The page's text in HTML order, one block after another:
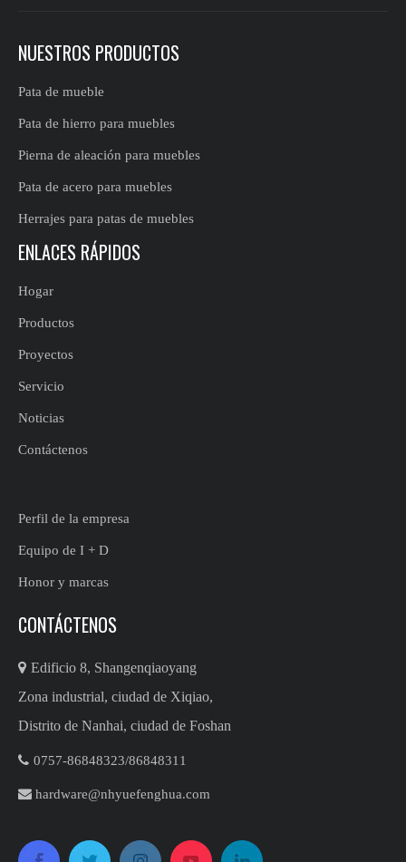
NUESTROS PRODUCTOS
Pata de mueble
Pata de hierro para muebles
Pierna de aleación para muebles
Pata de acero para muebles
Herrajes para patas de muebles
ENLACES RÁPIDOS
Hogar
Productos
Proyectos
Servicio
Noticias
Contáctenos
Perfil de la empresa
Equipo de I + D
Honor y marcas
CONTÁCTENOS
 Edificio 8, Shangenqiaoyang
Zona industrial, ciudad de Xiqiao,
Distrito de Nanhai, ciudad de Foshan
 0757-86848323/86848311​​​​​​
 hardware@nhyuefenghua.com